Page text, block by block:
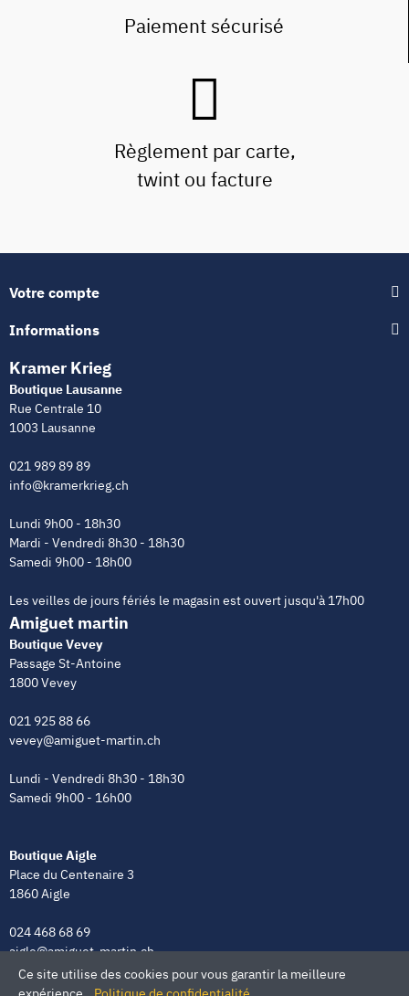
Paiement sécurisé
Règlement par carte,
twint ou facture
Votre compte
Informations
Kramer Krieg
Boutique Lausanne
Rue Centrale 10
1003 Lausanne
021 989 89 89
info@kramerkrieg.ch
Lundi 9h00 - 18h30
Mardi - Vendredi 8h30 - 18h30
Samedi 9h00 - 18h00
Les veilles de jours fériés le magasin est ouvert jusqu'à 17h00
Amiguet martin
Boutique Vevey
Passage St-Antoine
1800 Vevey
021 925 88 66
vevey@amiguet-martin.ch
Lundi - Vendredi 8h30 - 18h30
Samedi 9h00 - 16h00
Boutique Aigle
Place du Centenaire 3
1860 Aigle
024 468 68 69
aigle@amiguet-martin.ch
Lundi - Vendredi 8h00 - 12h00 | 13h30 - 18h30
Ce site utilise des cookies pour vous garantir la meilleure